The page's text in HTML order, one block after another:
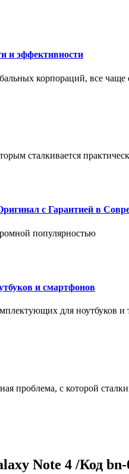
и эффективности
корпораций, все
сталкивается
с Гарантией в
популярностью
и смартфонов
для ноутбуков и
проблема, с которой
Note 4 /Код bn-